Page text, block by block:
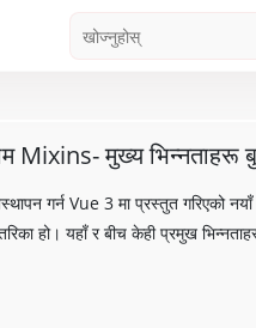
Mixins- मुख्य भिन्नताहरू
गर्न Vue 3 मा प्रस्तुत गरिएको नयाँ
तरिका हो। यहाँ र बीच केही प्रमुख